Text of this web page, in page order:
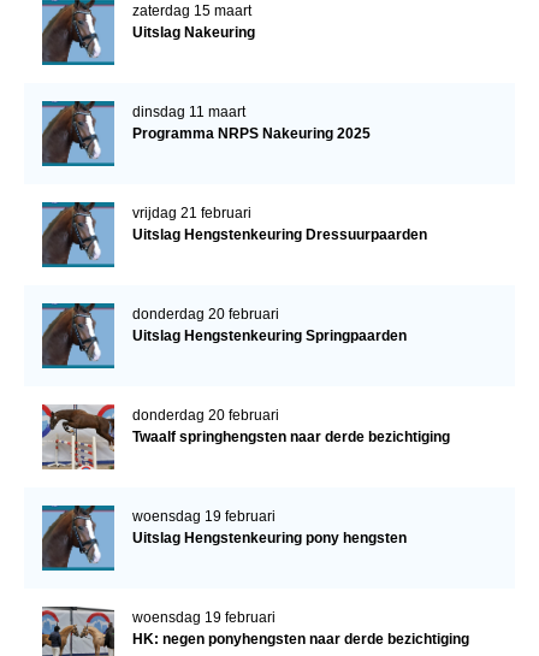
zaterdag 15 maart
Uitslag Nakeuring
dinsdag 11 maart
Programma NRPS Nakeuring 2025
vrijdag 21 februari
Uitslag Hengstenkeuring Dressuurpaarden
donderdag 20 februari
Uitslag Hengstenkeuring Springpaarden
donderdag 20 februari
Twaalf springhengsten naar derde bezichtiging
woensdag 19 februari
Uitslag Hengstenkeuring pony hengsten
woensdag 19 februari
HK: negen ponyhengsten naar derde bezichtiging